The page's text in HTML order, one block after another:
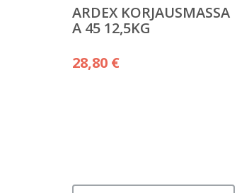
ARDEX KORJAUSMASSA
A 45 12,5KG
28,80 €